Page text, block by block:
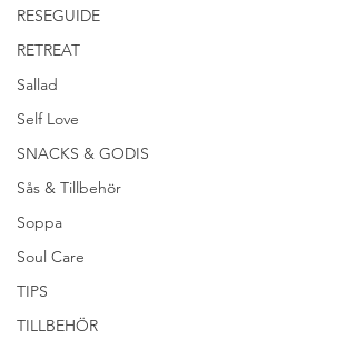
RESEGUIDE
RETREAT
Sallad
Self Love
SNACKS & GODIS
Sås & Tillbehör
Soppa
Soul Care
TIPS
TILLBEHÖR